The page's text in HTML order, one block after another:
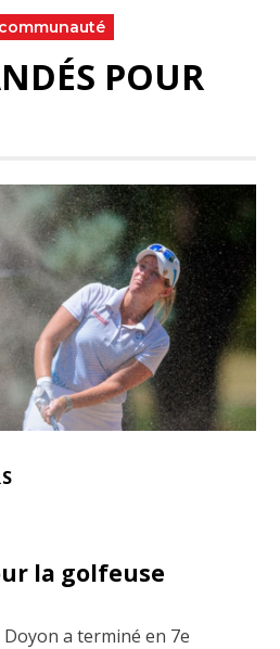
POUR
la golfeuse
a terminé en 7e